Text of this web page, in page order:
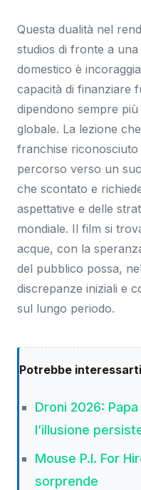
Questa dualità nel
studios di fronte a
domestico è
capacità di finanziare
dipendono sempre
globale. La lezione
franchise riconosciuto
percorso verso un
che scontato e
aspettative e delle
mondiale. Il film si
acque, con la
del pubblico possa,
discrepanze iniziali e
sul lungo periodo.
Potrebbe
Droni 2026: Papa
l’illusione
Mouse P.I. For
sorprende